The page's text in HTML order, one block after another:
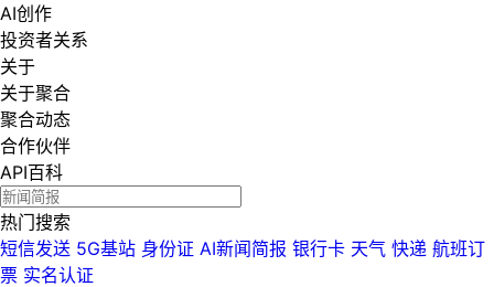
AI创作
投资者关系
关于
关于聚合
聚合动态
合作伙伴
API百科
热门搜索
短信发送 5G基站 身份证 AI新闻简报 银行卡 天气 快递 航班订
票 实名认证